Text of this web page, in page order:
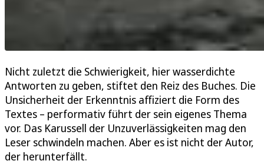
Nicht zuletzt die Schwierigkeit, hier wasserdichte
Antworten zu geben, stiftet den Reiz des Buches. Die
Unsicherheit der Erkenntnis affiziert die Form des
Textes – performativ führt der sein eigenes Thema
vor. Das Karussell der Unzuverlässigkeiten mag den
Leser schwindeln machen. Aber es ist nicht der Autor,
der herunterfällt.